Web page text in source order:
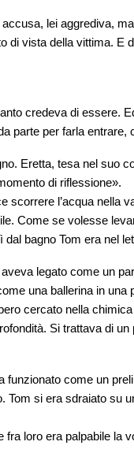
lei aggrediva,
di vista della vittima. E
credeva di essere.
parte per farla entrare,
Eretta, tesa nel suo
di riflessione».
scorrere l’acqua nella
Come se volesse
bagno Tom era nel
legato come un
una ballerina in una
cercato nella
Si trattava di
come un
si era sdraiato su
loro era palpabile la